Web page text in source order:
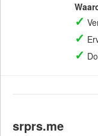
✓
✓
✓
srprs.me